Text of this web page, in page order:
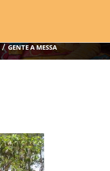
GENTE A MESSA